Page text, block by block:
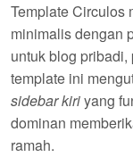
TemplateCirculos
minimalis dengan
untuk blog pribadi,
template ini
sidebar kiriyang
dominan
ramah.